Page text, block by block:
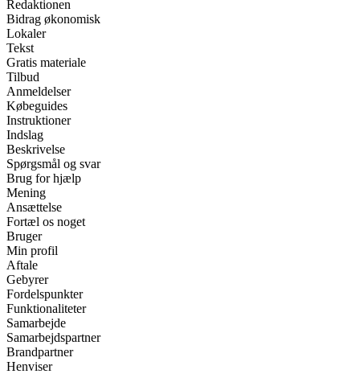
Redaktionen
Bidrag økonomisk
Lokaler
Tekst
Gratis materiale
Tilbud
Anmeldelser
Købeguides
Instruktioner
Indslag
Beskrivelse
Spørgsmål og svar
Brug for hjælp
Mening
Ansættelse
Fortæl os noget
Bruger
Min profil
Aftale
Gebyrer
Fordelspunkter
Funktionaliteter
Samarbejde
Samarbejdspartner
Brandpartner
Henviser